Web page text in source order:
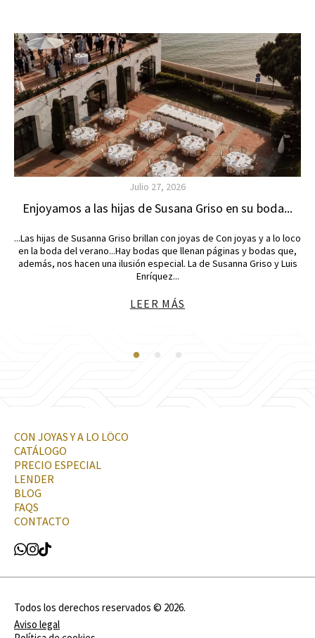
Julio 27, 2026
Enjoyamos a las hijas de Susana Griso en su boda...
...Las hijas de Susanna Griso brillan con joyas de Con joyas y a lo loco
en la boda del verano...Hay bodas que llenan páginas y bodas que,
además, nos hacen una ilusión especial. La de Susanna Griso y Luis
Enríquez...
LEER MÁS
CON JOYAS Y A LO LÖCO
CATÁLOGO
PRECIO ESPECIAL
LENDER
BLOG
FAQS
CONTACTO
Todos los derechos reservados © 2026.
Aviso legal